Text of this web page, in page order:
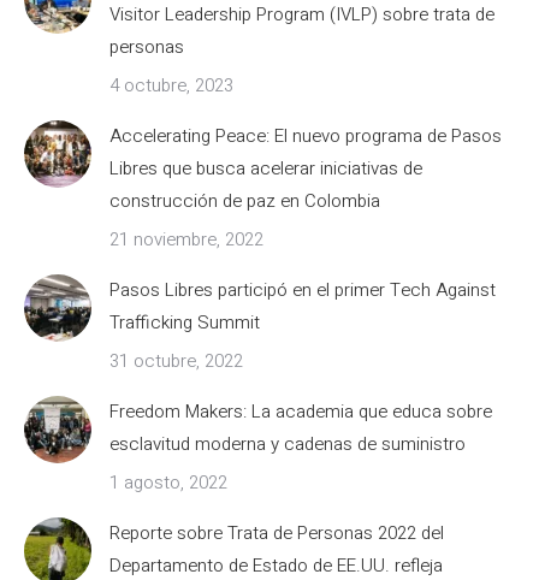
Visitor Leadership Program (IVLP) sobre trata de
personas
4 octubre, 2023
Accelerating Peace: El nuevo programa de Pasos
Libres que busca acelerar iniciativas de
construcción de paz en Colombia
21 noviembre, 2022
Pasos Libres participó en el primer Tech Against
Trafficking Summit
31 octubre, 2022
Freedom Makers: La academia que educa sobre
esclavitud moderna y cadenas de suministro
1 agosto, 2022
Reporte sobre Trata de Personas 2022 del
Departamento de Estado de EE.UU. refleja